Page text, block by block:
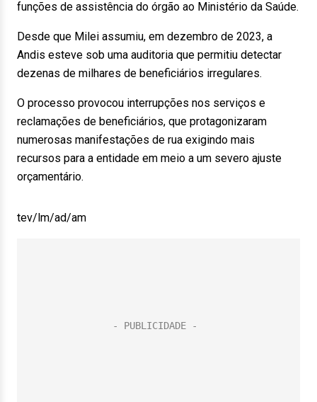
funções de assistência do órgão ao Ministério da Saúde.
Desde que Milei assumiu, em dezembro de 2023, a
Andis esteve sob uma auditoria que permitiu detectar
dezenas de milhares de beneficiários irregulares.
O processo provocou interrupções nos serviços e
reclamações de beneficiários, que protagonizaram
numerosas manifestações de rua exigindo mais
recursos para a entidade em meio a um severo ajuste
orçamentário.
tev/lm/ad/am